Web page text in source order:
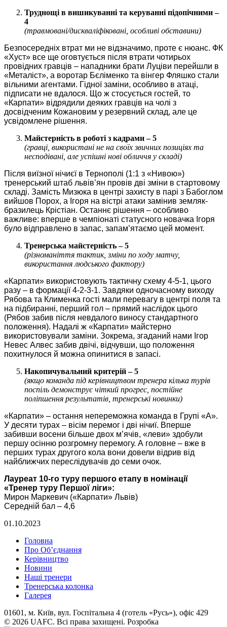
Труднощі в вишикуванні та керуванні підопічними –
4
(травмовані/дискваліфіковані, особливі обставини)
Безпосередніх втрат ми не відзначимо, проте є нюанс. ФК
«Хуст» все ще оговтується після втрати чотирьох
провідних гравців – нападники брати Луціви перейшли в
«Металіст», а воротар Бєліменко та вінгер Фляшко стали
вільними агентами. Гідної заміни, особливо в атаці,
підписати не вдалося. Що ж стосується гостей, то
«Карпати» відрядили деяких гравців на чолі з
досвідченим Кожановим у резервний склад, але це
усвідомлене рішення.
Майстерність в роботі з кадрами – 5
(гравці, використані не на своїх звичних позиціях та
несподівані, але успішні нові обличчя у складі)
Після виїзної нічиєї в Тернополі (1:1 з «Нивою»)
тренерський штаб львів’ян провів дві зміни в стартовому
складі. Замість Мизюка в центрі захисту в парі з Бабоглом
вийшов Порох, а Ігоря на вістрі атаки замінив земляк-
бразилець Крістіан. Останнє рішення – особливо
важливе: вперше в чемпіонаті статусного новачка Ігоря
було відправлено в запас, запам’ятаємо цей момент.
Тренерська майстерність – 5
(різноманіття тактик, зміни по ходу матчу,
використання людського фактору)
«Карпати» використовують тактичну схему 4-5-1, цього
разу – в формації 4-2-3-1. Завдяки одночасному виходу
Рябова та Клименка гості мали перевагу в центрі поля та
на підбиранні, перший гол – прямий наслідок цього
(Рябов забив після невдалого виносу стандартного
положення). Надалі ж «Карпати» майстерно
використовували заміни. Зокрема, згаданий нами Ігор
Невес Алвес забив двічі, відчувши, що положення
похитнулося й можна опинитися в запасі.
Накопичувальний критерій – 5
(якщо команда під керівництвом тренера кілька турів
поспіль демонструє чіткий прогрес, постійне
поліпшення результатів, тренерські новинки)
«Карпати» ‒ остання непереможна команда в Групі «А».
У десяти турах – вісім перемог і дві нічиї. Вперше
забивши восени більше двох м’ячів, «леви» здобули
першу осінню розгромну перемогу. А головне – вже в
перших турах другого кола вони довели відрив від
найближчих переслідувачів до семи очок.
Лауреат 10-го туру першого етапу в номінації
«Тренер туру Першої ліги»:
Мирон Маркевич («Карпати» Львів)
Середній бал – 4,6
01.10.2023
Головна
Про Об’єднання
Керівництво
Новини
Наші тренери
Тренерська колонка
Галерея
01601, м. Київ, вул. Госпітальна 4 (готель «Русь»), офіс 429
© 2026 UAFC. Всі права захищені. Розробка